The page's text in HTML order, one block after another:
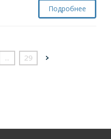
Подробнее
... 29